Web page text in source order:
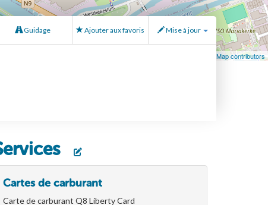
OpenStreetMap contributors
Guidage Ajouter aux favoris Mise à jour
Cartes de carburant
Carte de carburant Q8 Liberty Card